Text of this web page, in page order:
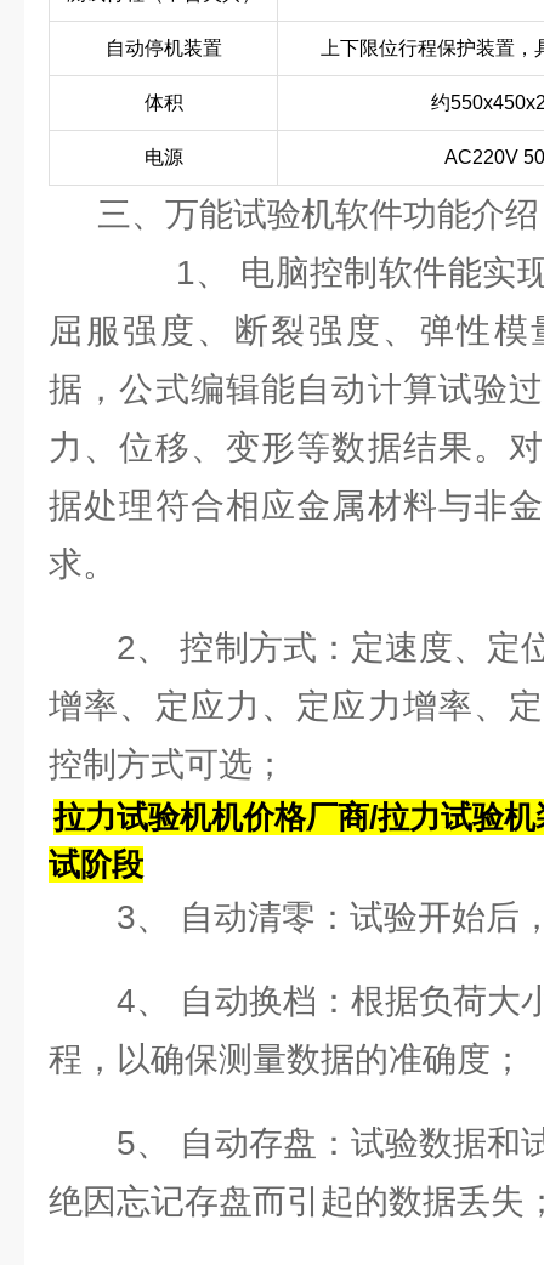
自动停机装置 上下限位行程保护装置
体积 约
电源 AC220V
三、万能试验机软件功能介
1、 电脑控制软件能实现
屈服强度、断裂强度、弹性
据，公式编辑能自动计算试验
力、位移、变形等数据结果。
据处理符合相应金属材料与非
求。
2、 控制方式：定速度、定
增率、定应力、定应力增率、
控制方式可选；
拉力试验机机价格厂商/拉力试验
试阶段
3、 自动清零：试验开始后
4、 自动换档：根据负荷大
程，以确保测量数据的准确度；
5、 自动存盘：试验数据和
绝因忘记存盘而引起的数据丢失